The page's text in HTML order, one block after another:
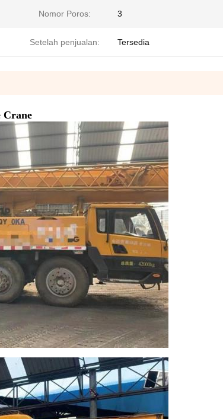
Nomor Poros: 3
Setelah penjualan: Tersedia
Crane